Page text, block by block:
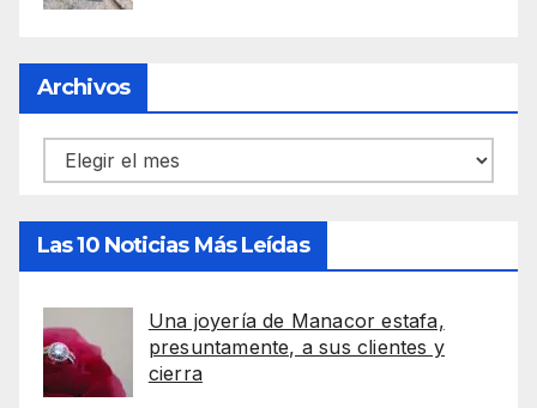
Archivos
Archivos
Las 10 Noticias Más Leídas
Una joyería de Manacor estafa,
presuntamente, a sus clientes y
cierra